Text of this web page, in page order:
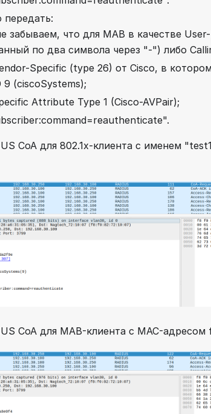
передать:
забываем, что для MAB в качестве
по два символа через "-") либо
Specific (type 26) от Cisco, в
9 (ciscoSystems);
Attribute Type 1 (Cisco-AVPair);
:command=reauthenticate".
CoA для 802.1x-клиента с именем
CoA для MAB-клиента с MAC-